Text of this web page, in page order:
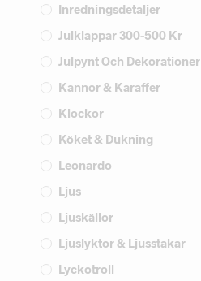
Inredningsdetaljer
Julklappar 300-500 Kr
Julpynt Och Dekorationer
Kannor & Karaffer
Klockor
Köket & Dukning
Leonardo
Ljus
Ljuskällor
Ljuslyktor & Ljusstakar
Lyckotroll